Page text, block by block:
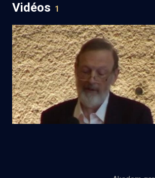
Vidéos 1
Permanence du yiddish (1/5)